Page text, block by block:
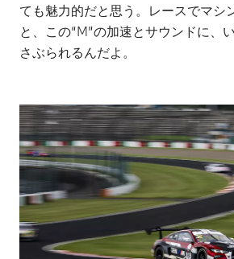
ても魅力的だと思う。レースでマシ
と、この“M”の加速とサウンドに、
さぶられるんだよ。